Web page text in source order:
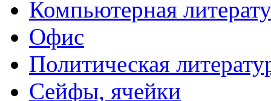
Компьютерная
Офис
Политическая
Сейфы, ячейки